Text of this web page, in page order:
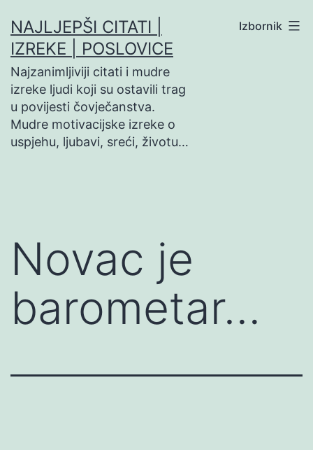
na
sadržaj
NAJLJEPŠI CITATI |
IZREKE | POSLOVICE
Najzanimljiviji citati i mudre
izreke ljudi koji su ostavili trag
u povijesti čovječanstva.
Mudre motivacijske izreke o
uspjehu, ljubavi, sreći, životu…
Izbornik
Novac je
barometar…